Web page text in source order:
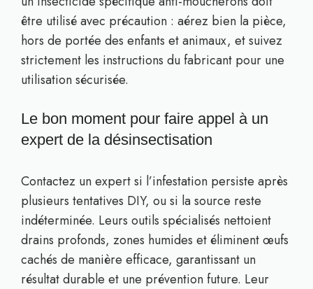
être utilisé avec précaution : aérez bien la pièce,
hors de portée des enfants et animaux, et suivez
strictement les instructions du fabricant pour une
utilisation sécurisée.
Le bon moment pour faire appel à un
expert de la désinsectisation
Contactez un expert si l’infestation persiste après
plusieurs tentatives DIY, ou si la source reste
indéterminée. Leurs outils spécialisés nettoient
drains profonds, zones humides et éliminent œufs
cachés de manière efficace, garantissant un
résultat durable et une prévention future. Leur